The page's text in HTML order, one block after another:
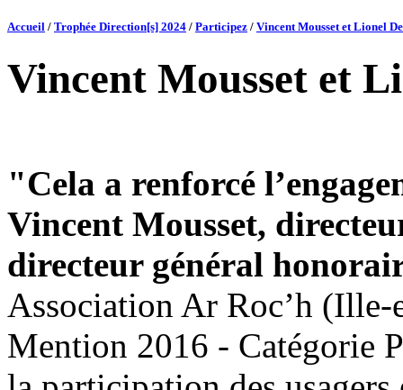
Accueil / Trophée Direction[s] 2024 / Participez / Vincent Mousset et Lionel
Vincent Mousset et
"Cela a renforcé
Vincent Mousset,
directeur général
Association Ar Roc’h
Mention 2016 - Catégorie